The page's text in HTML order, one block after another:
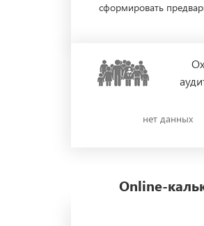
сформировать
нет данных
Online-